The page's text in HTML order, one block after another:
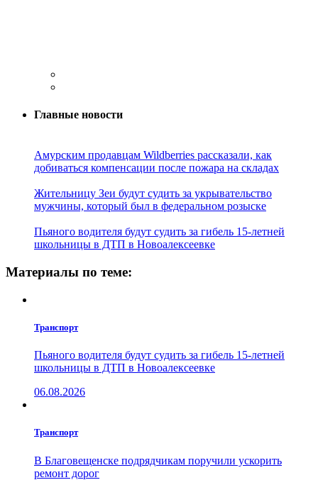
Главные новости
Амурским продавцам Wildberries рассказали, как
добиваться компенсации после пожара на складах
Жительницу Зеи будут судить за укрывательство
мужчины, который был в федеральном розыске
Пьяного водителя будут судить за гибель 15-летней
школьницы в ДТП в Новоалексеевке
Материалы по теме:
Транспорт
Пьяного водителя будут судить за гибель 15-летней
школьницы в ДТП в Новоалексеевке
06.08.2026
Транспорт
В Благовещенске подрядчикам поручили ускорить
ремонт дорог